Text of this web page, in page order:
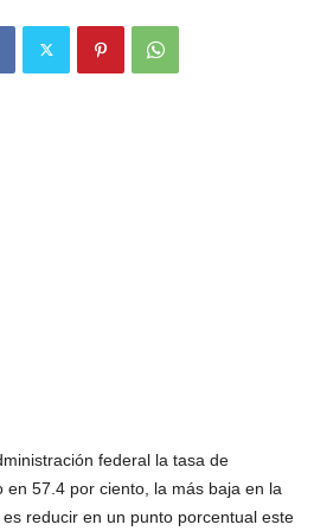
federal la tasa de
en 57.4 por ciento, la más baja en la
reducir en un punto porcentual este